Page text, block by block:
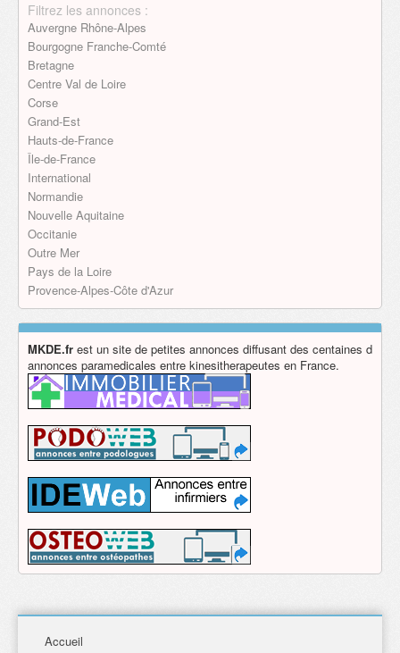
Envoyer
Filtrez les annonces :
Auvergne Rhône-Alpes
Bourgogne Franche-Comté
Bretagne
Centre Val de Loire
Corse
Grand-Est
Hauts-de-France
Île-de-France
International
Normandie
Nouvelle Aquitaine
Occitanie
Outre Mer
Pays de la Loire
Provence-Alpes-Côte d'Azur
MKDE.fr est un site de petites annonces diffusant des centaines d
annonces paramedicales entre kinesitherapeutes en France.
Accueil